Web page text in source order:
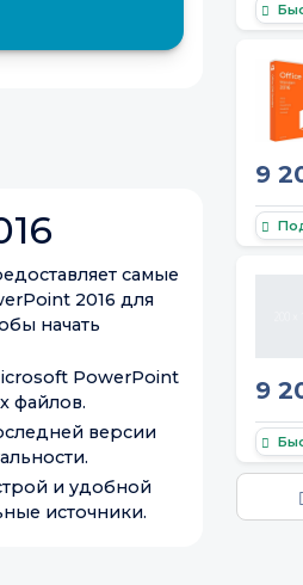
самые
2016 для
начать
PowerPoint
файлов.
версии
и удобной
источники.
9
9